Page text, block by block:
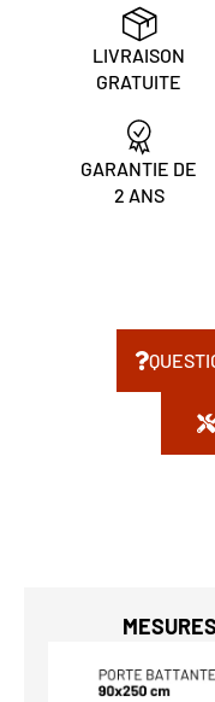
LIVRAISON
GRATUITE
GARANTIE DE
2 ANS